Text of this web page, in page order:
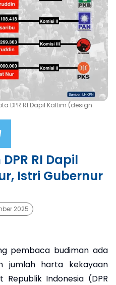
DPR RI Dapil Kaltim (design:
RI Dapil
Istri Gubernur
2025
pembaca budiman ada
jumlah harta kekayaan
Indonesia (DPR